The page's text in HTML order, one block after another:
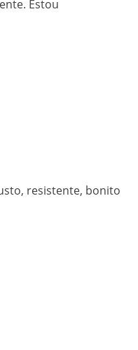
Estou
resistente, bonito